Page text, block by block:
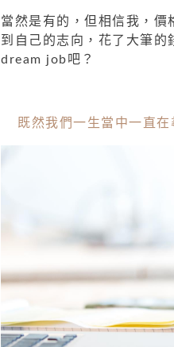
當然是有的，但相信我，
到自己的志向，花了大筆的
dream job吧？
既然我們一生當中一直